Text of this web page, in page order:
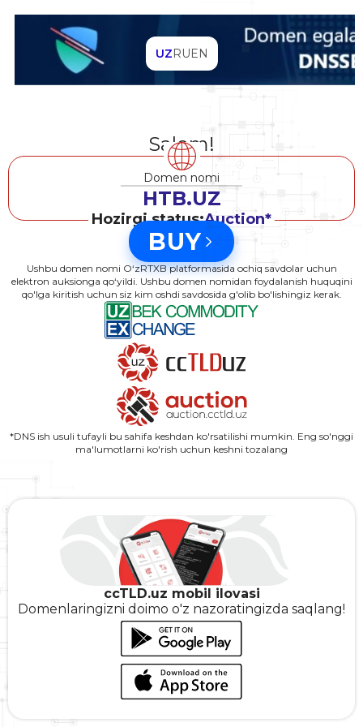
UZRUEN
Salom!
Domen nomi
HTB.UZ
Hozirgi status:Auction*
BUY
Ushbu domen nomi O‘zRTXB platformasida ochiq savdolar uchun
elektron auksionga qo‘yildi. Ushbu domen nomidan foydalanish huquqini
qo'lga kiritish uchun siz kim oshdi savdosida g'olib bo'lishingiz kerak.
*DNS ish usuli tufayli bu sahifa keshdan ko'rsatilishi mumkin. Eng so'nggi
ma'lumotlarni ko'rish uchun keshni tozalang
ccTLD.uz mobil ilovasi
Domenlaringizni doimo o'z nazoratingizda saqlang!